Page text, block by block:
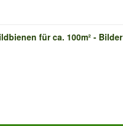
für ca. 100m² - Bilder